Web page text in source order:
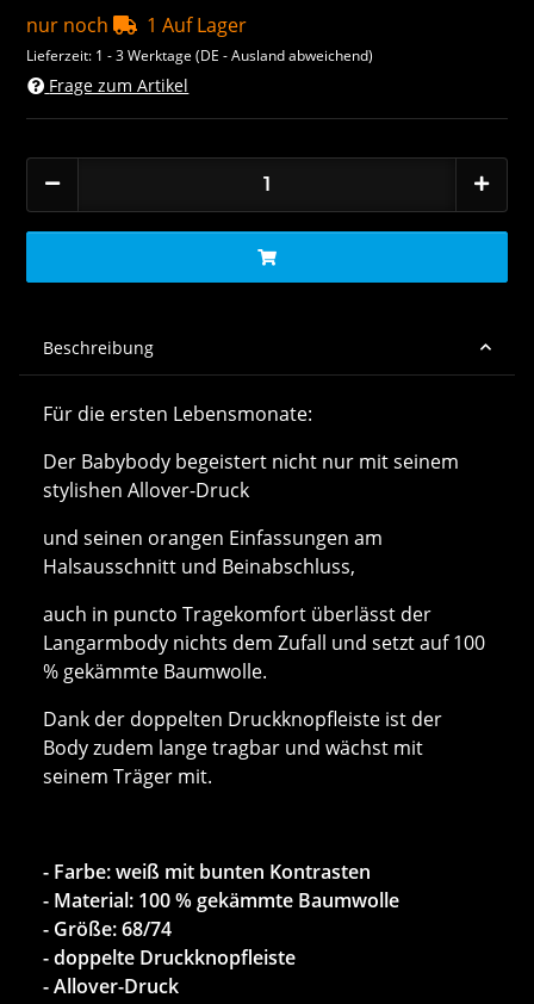
nur noch 1 Auf Lager
Lieferzeit: 1 - 3 Werktage(DE - Ausland abweichend)
Frage zum Artikel
Beschreibung
Für die ersten Lebensmonate:
Der Babybody begeistert nicht nur mit seinem
stylishen Allover-Druck
und seinen orangen Einfassungen am
Halsausschnitt und Beinabschluss,
auch in puncto Tragekomfort überlässt der
Langarmbody nichts dem Zufall und setzt auf 100
% gekämmte Baumwolle.
Dank der doppelten Druckknopfleiste ist der
Body zudem lange tragbar und wächst mit
seinem Träger mit.
- Farbe: weiß mit bunten Kontrasten
- Material: 100 % gekämmte Baumwolle
- Größe: 68/74
- doppelte Druckknopfleiste
- Allover-Druck